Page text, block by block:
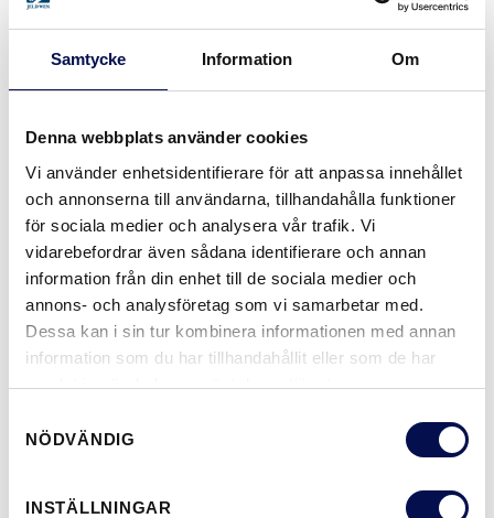
Samtycke Information Om
Denna webbplats använder cookies
Vi använder enhetsidentifierare för att anpassa innehållet
och annonserna till användarna, tillhandahålla funktioner
för sociala medier och analysera vår trafik. Vi
vidarebefordrar även sådana identifierare och annan
information från din enhet till de sociala medier och
annons- och analysföretag som vi samarbetar med.
Dessa kan i sin tur kombinera informationen med annan
information som du har tillhandahållit eller som de har
samlat in när du har använt deras tjänster.
NÖDVÄNDIG
INSTÄLLNINGAR
MER
STORLEKAR
LADDA NER BROSCHYR KONTAKTA OSS